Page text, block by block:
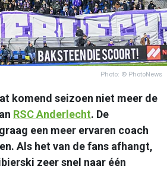
Photo: © PhotoNews
komend seizoen niet meer de
RSCAnderlecht. De
een meer ervaren coach
Als het van de fans afhangt,
zeer snel naar één